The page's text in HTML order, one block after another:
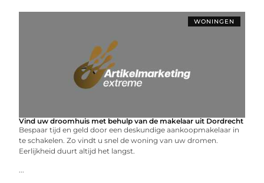
WONINGEN
Vind uw droomhuis met behulp van de makelaar uit Dordrecht
Bespaar tijd en geld door een deskundige aankoopmakelaar in
te schakelen. Zo vindt u snel de woning van uw dromen.
Eerlijkheid duurt altijd het langst.
...